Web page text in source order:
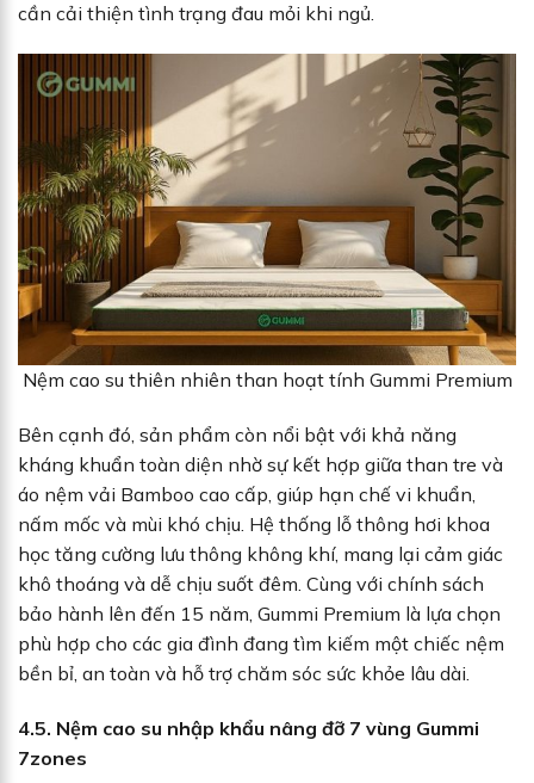
cần cải thiện tình trạng đau mỏi khi ngủ.
Nệm cao su thiên nhiên than hoạt tính Gummi Premium
Bên cạnh đó, sản phẩm còn nổi bật với khả năng
kháng khuẩn toàn diện nhờ sự kết hợp giữa than tre và
áo nệm vải Bamboo cao cấp, giúp hạn chế vi khuẩn,
nấm mốc và mùi khó chịu. Hệ thống lỗ thông hơi khoa
học tăng cường lưu thông không khí, mang lại cảm giác
khô thoáng và dễ chịu suốt đêm. Cùng với chính sách
bảo hành lên đến 15 năm, Gummi Premium là lựa chọn
phù hợp cho các gia đình đang tìm kiếm một chiếc nệm
bền bỉ, an toàn và hỗ trợ chăm sóc sức khỏe lâu dài.
4.5. Nệm cao su nhập khẩu nâng đỡ 7 vùng Gummi
7zones